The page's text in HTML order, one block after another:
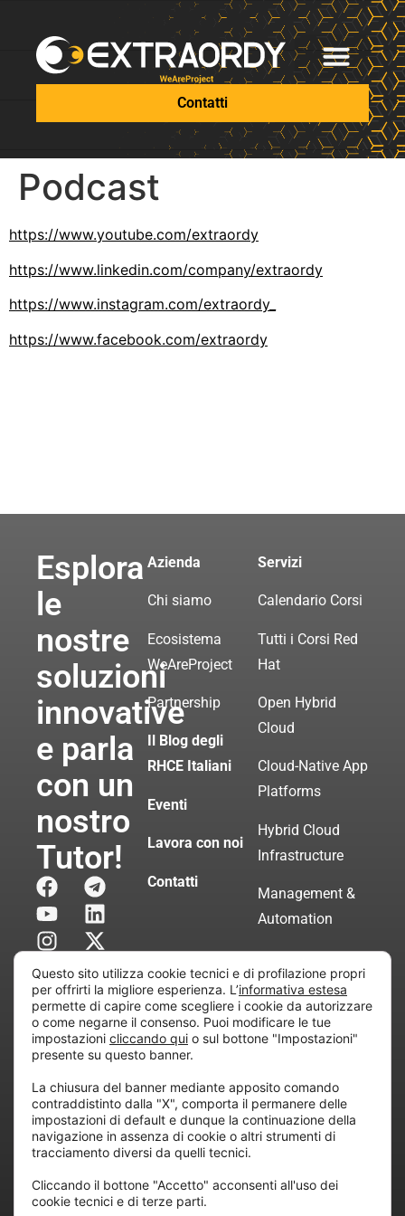
Contatti
Podcast
https://www.youtube.com/extraordy
https://www.linkedin.com/company/extraordy
https://www.instagram.com/extraordy_
https://www.facebook.com/extraordy
Esplora
le
nostre
soluzioni
innovative
e parla
con un
nostro
Tutor!
Azienda
Chi siamo
Ecosistema
WeAreProject
Partnership
Il Blog degli
RHCE Italiani
Eventi
Lavora con noi
Contatti
Servizi
Calendario Corsi
Tutti i Corsi Red
Hat
Open Hybrid
Cloud
Cloud-Native App
Platforms
Hybrid Cloud
Infrastructure
Management &
Automation
Servizi di
Consulenza
Certificata
all’attività di direzione e coordinamento di “Project
Informatica”
REA: MI – 194005, P. IVA / CF 07165600961 – All
rights reserved.
Questo sito utilizza cookie tecnici e di profilazione propri
per offrirti la migliore esperienza. L’informativa estesa
permette di capire come scegliere i cookie da autorizzare
o come negarne il consenso. Puoi modificare le tue
impostazioni cliccando qui o sul bottone "Impostazioni"
presente su questo banner.
La chiusura del banner mediante apposito comando
contraddistinto dalla "X", comporta il permanere delle
impostazioni di default e dunque la continuazione della
navigazione in assenza di cookie o altri strumenti di
tracciamento diversi da quelli tecnici.
Cliccando il bottone "Accetto" acconsenti all'uso dei
cookie tecnici e di terze parti.